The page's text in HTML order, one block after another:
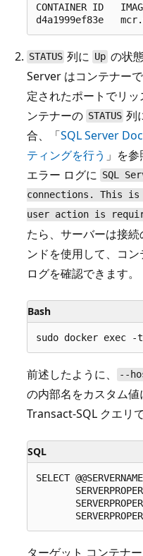
CONTAINER
STATUS 列に Upの状
Server はコンテナー
定されたポートでリ
ンテナーの STATUS 列
合、「SQL Server
ティングを行う 」を
エラー ログに SQL
connections. This is
user action is
たら、サーバーは接
ンドを使用して、コ
ログを確認できます。
Bash
前述したように、 --
の内部名をカスタム
Transact-SQL クエリ
SQL
SELECT
ターゲット コンテナ